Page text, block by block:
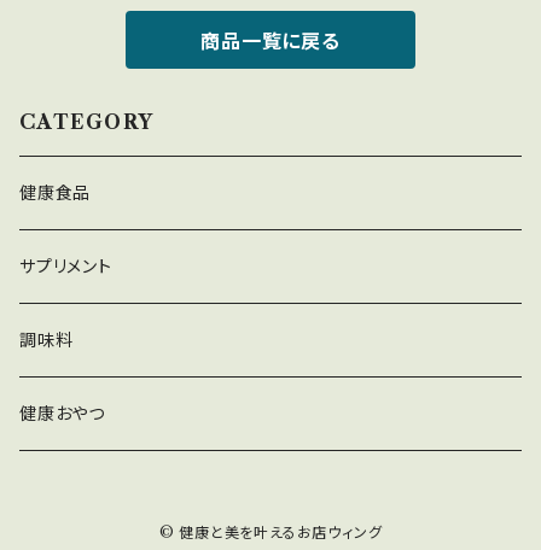
商品一覧に戻る
CATEGORY
健康食品
サプリメント
調味料
健康おやつ
© 健康と美を叶えるお店ウィング